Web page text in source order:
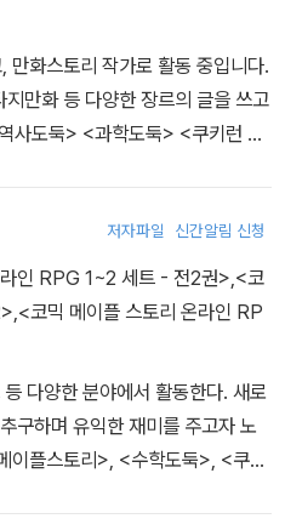
만화스토리 작가로 활동 중입니다.
만화 등 다양한 장르의 글을 쓰고
사도둑> <과학도둑> <쿠키런 어
저자파일 신간알림 신청
인 RPG 1~2 세트 - 전2권>,<코
,<코믹 메이플 스토리 온라인 RP
다양한 분야에서 활동한다. 새로
구하며 유익한 재미를 주고자 노
이플스토리>, <수학도둑>, <쿠키